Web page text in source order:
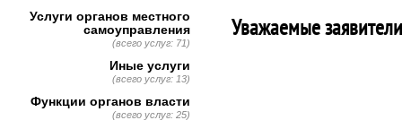
Уважаемые
Услуги органов местного
самоуправления
(всего услуг: 71)
Иные услуги
(всего услуг: 13)
Функции органов власти
(всего услуг: 25)